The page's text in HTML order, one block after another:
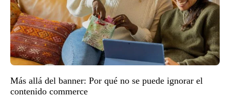
Más allá del banner: Por qué no se puede ignorar el
contenido commerce